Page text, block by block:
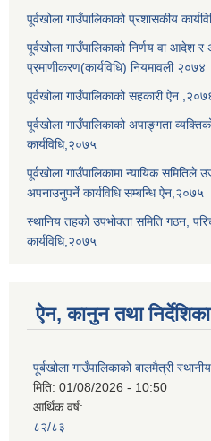
पूर्वखोला गाउँपालिकाको प्रशासकीय
पूर्वखोला गाउँपालिकाको निर्णय वा आदेश
प्रमाणीकरण(कार्यविधि) नियमावली २०७४
पूर्वखोला गाउँपालिकाको सहकारी ऐन
पूर्वखोला गाउँपालिकाको अपाङ्गता
कार्यविधि,२०७५
पूर्वखोला गाउँपालिकामा न्यायिक समितिले
अपनाउनुपर्ने कार्यविधि सम्बन्धि ऐन,२०७५
स्थानिय तहको उपभोक्ता समिति गठन,
कार्यविधि,२०७५
ऐन, कानुन तथा निर्देशिका
पूर्बखोला गाउँपालिकाको बालमैत्री
मिति: 01/08/2026 - 10:50
आर्थिक वर्ष:
८२/८३